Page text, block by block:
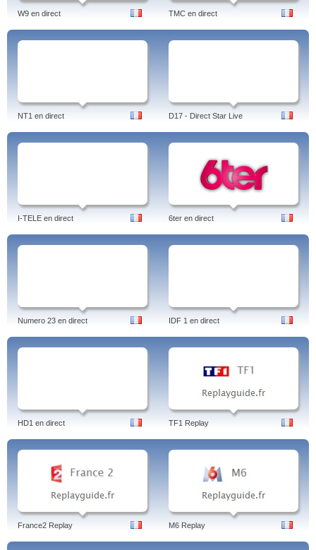
W9 en direct TMC en direct
NT1 en direct D17 - Direct Star Live
I-TELE en direct 6ter en direct
Numero 23 en direct IDF 1 en direct
HD1 en direct TF1 Replay
France2 Replay M6 Replay